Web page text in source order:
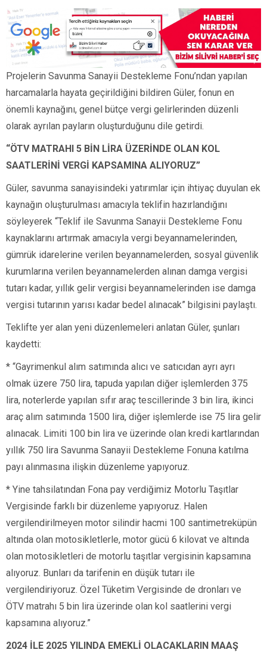
Projelerin Savunma Sanayii Destekleme Fonu’ndan yapılan
harcamalarla hayata geçirildiğini bildiren Güler, fonun en
önemli kaynağını, genel bütçe vergi gelirlerinden düzenli
olarak ayrılan payların oluşturduğunu dile getirdi.
“ÖTV MATRAHI 5 BİN LİRA ÜZERİNDE OLAN KOL
SAATLERİNİ VERGİ KAPSAMINA ALIYORUZ”
Güler, savunma sanayisindeki yatırımlar için ihtiyaç duyulan ek
kaynağın oluşturulması amacıyla teklifin hazırlandığını
söyleyerek “Teklif ile Savunma Sanayii Destekleme Fonu
kaynaklarını artırmak amacıyla vergi beyannamelerinden,
gümrük idarelerine verilen beyannamelerden, sosyal güvenlik
kurumlarına verilen beyannamelerden alınan damga vergisi
tutarı kadar, yıllık gelir vergisi beyannamelerinden ise damga
vergisi tutarının yarısı kadar bedel alınacak” bilgisini paylaştı.
Teklifte yer alan yeni düzenlemeleri anlatan Güler, şunları
kaydetti:
* “Gayrimenkul alım satımında alıcı ve satıcıdan ayrı ayrı
olmak üzere 750 lira, tapuda yapılan diğer işlemlerden 375
lira, noterlerde yapılan sıfır araç tescillerinde 3 bin lira, ikinci
araç alım satımında 1500 lira, diğer işlemlerde ise 75 lira gelir
alınacak. Limiti 100 bin lira ve üzerinde olan kredi kartlarından
yıllık 750 lira Savunma Sanayii Destekleme Fonuna katılma
payı alınmasına ilişkin düzenleme yapıyoruz.
* Yine tahsilatından Fona pay verdiğimiz Motorlu Taşıtlar
Vergisinde farklı bir düzenleme yapıyoruz. Halen
vergilendirilmeyen motor silindir hacmi 100 santimetreküpün
altında olan motosikletlerle, motor gücü 6 kilovat ve altında
olan motosikletleri de motorlu taşıtlar vergisinin kapsamına
alıyoruz. Bunları da tarifenin en düşük tutarı ile
vergilendiriyoruz. Özel Tüketim Vergisinde de dronları ve
ÖTV matrahı 5 bin lira üzerinde olan kol saatlerini vergi
kapsamına alıyoruz.”
2024 İLE 2025 YILINDA EMEKLİ OLACAKLARIN MAAŞ